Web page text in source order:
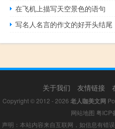
在飞机上描写天空景色的语句
写名人名言的作文的好开头结尾
关于我们 友情链接
Copyright © 2012 - 2026 老人咖美文网
网站地图 粤ICP
声明：本站内容来自互联网，如信息有错